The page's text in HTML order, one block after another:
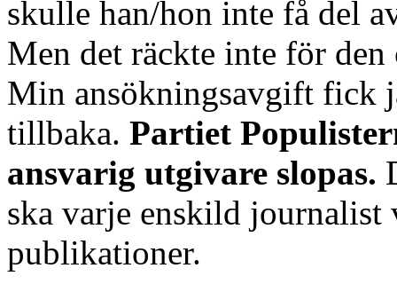
skulle han/hon inte få del
Men det räckte inte för
Min ansökningsavgift fick
tillbaka. Partiet
ansvarig utgivare slopas.
ska varje enskild journalist
publikationer.